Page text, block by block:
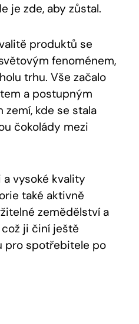
je zde, aby zůstal.
produktů se
⁢fenoménem,
trhu. Vše začalo
a ‍postupným
zemí, kde⁤ se stala
čokolády mezi
​vysoké kvality
také aktivně
zemědělství ⁤a
ji činí ještě
pro spotřebitele po